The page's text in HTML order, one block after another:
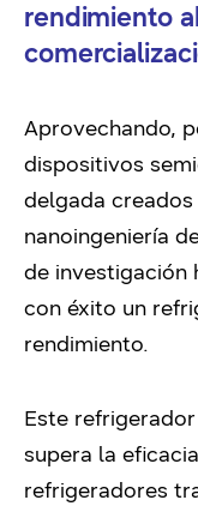
rendimiento
Aprovechando,
dispositivos
delgada
nanoingeniería
de investigación
con éxito un
rendimiento.
Este
supera la
refrigeradores